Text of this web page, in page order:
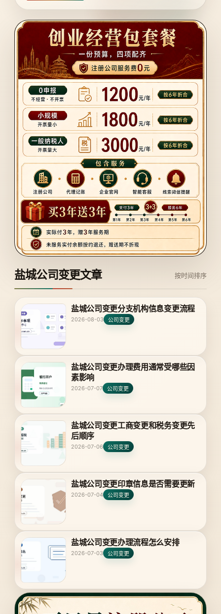
盐城公司变更文章 按时间排序
盐城公司变更分支机构信息变更流程
2026-08-03 公司变更
盐城公司变更办理费用通常受哪些因
素影响
2026-07-07 公司变更
盐城公司变更工商变更和税务变更先
后顺序
2026-07-06 公司变更
盐城公司变更印章信息是否需要更新
2026-07-04 公司变更
盐城公司变更办理流程怎么安排
2026-07-03 公司变更